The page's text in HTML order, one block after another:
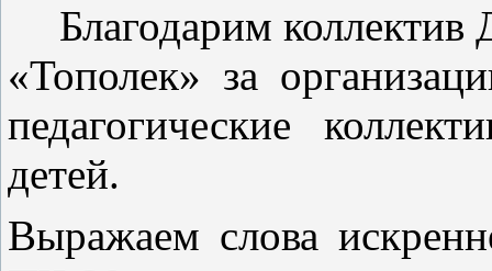
Благодарим
«Тополек» за
педагогические
детей.
Выражаем слова